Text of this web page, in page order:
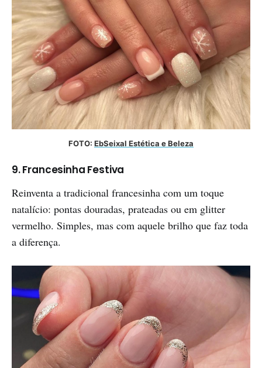
FOTO: EbSeixal Estética e Beleza
9. Francesinha Festiva
Reinventa a tradicional francesinha com um toque
natalício: pontas douradas, prateadas ou em glitter
vermelho. Simples, mas com aquele brilho que faz toda
a diferença.